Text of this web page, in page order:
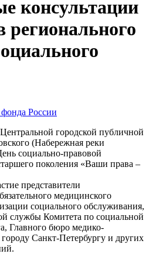
консультации
регионального
России
городской публичной
(Набережная реки
социально-правовой
поколения «Ваши права –
представители
медицинского
социального обслуживания,
службы Комитета по социальной
Главного бюро медико-
Санкт-Петербургу и других